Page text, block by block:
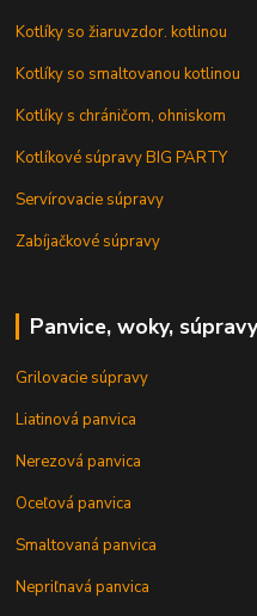
Kotlíky so žiaruvzdor. kotlinou
Kotlíky so smaltovanou kotlinou
Kotlíky s chráničom, ohniskom
Kotlíkové súpravy BIG PARTY
Servírovacie súpravy
Zabíjačkové súpravy
Panvice, woky, súpravy
Grilovacie súpravy
Liatinová panvica
Nerezová panvica
Oceľová panvica
Smaltovaná panvica
Nepriľnavá panvica